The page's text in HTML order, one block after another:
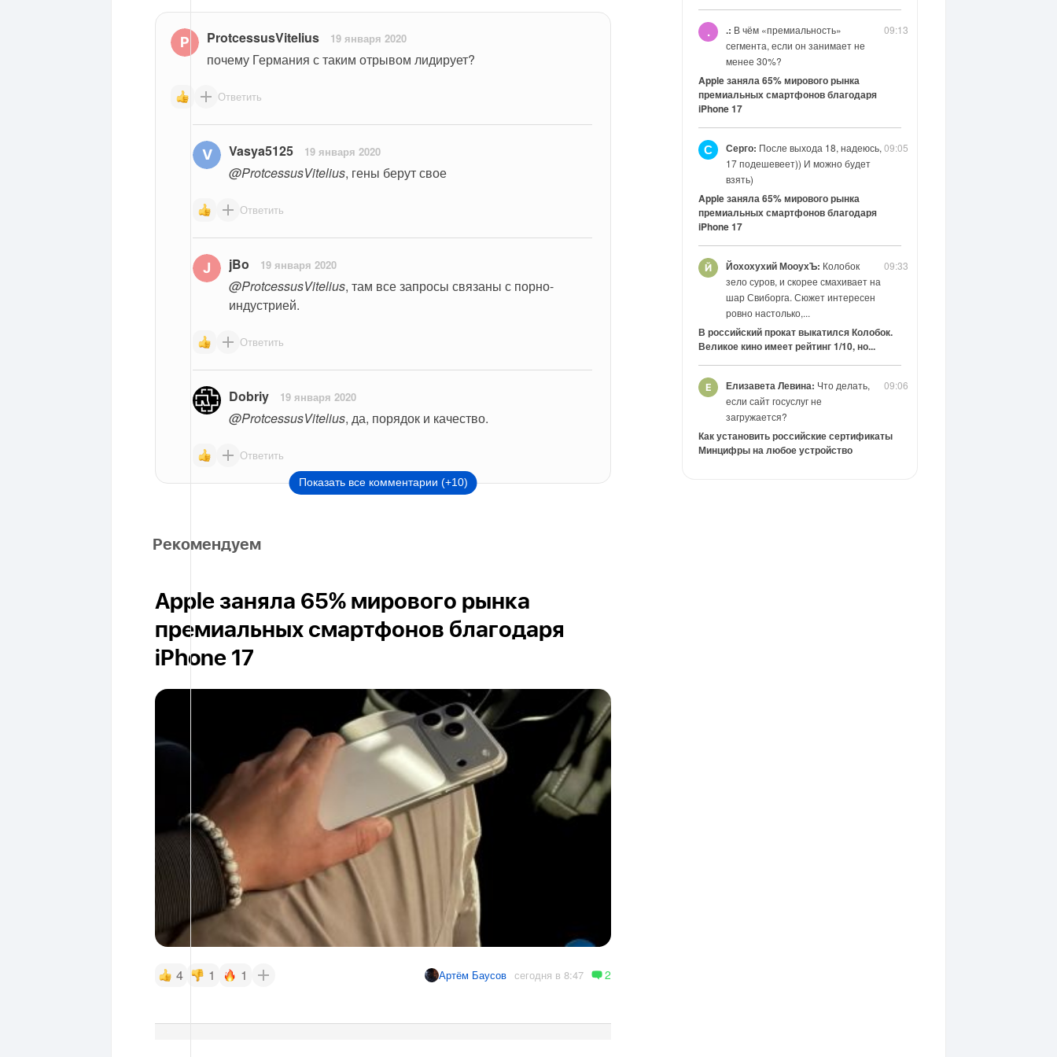
ProtcessusVitelius 19 января 2020
почему Германия с таким отрывом лидирует?
Ответить
Vasya5125 19 января 2020
@ProtcessusVitelius, гены берут свое
Ответить
jBo 19 января 2020
@ProtcessusVitelius, там все запросы связаны с порно-
индустрией.
Ответить
Dobriy 19 января 2020
@ProtcessusVitelius, да, порядок и качество.
Ответить
Показать все комментарии (+10)
Рекомендуем
Apple заняла 65% мирового рынка
премиальных смартфонов благодаря
iPhone 17
4 1 1 Артём Баусов сегодня в 8:47 2
09:13
. .: В чём «премиальность»
сегмента, если он занимает не
менее 30%?
Apple заняла 65% мирового рынка
премиальных смартфонов благодаря
iPhone 17
09:05
С Серго: После выхода 18, надеюсь,
17 подешевеет)) И можно будет
взять)
Apple заняла 65% мирового рынка
премиальных смартфонов благодаря
iPhone 17
09:33
Йохохухий МооухЪ: Колобок
зело суров, и скорее смахивает на
шар Свиборга. Сюжет интересен
ровно настолько,...
В российский прокат выкатился Колобок.
Великое кино имеет рейтинг 1/10, но...
09:06
Елизавета Левина: Что делать,
если сайт госуслуг не
загружается?
Как установить российские сертификаты
Минцифры на любое устройство